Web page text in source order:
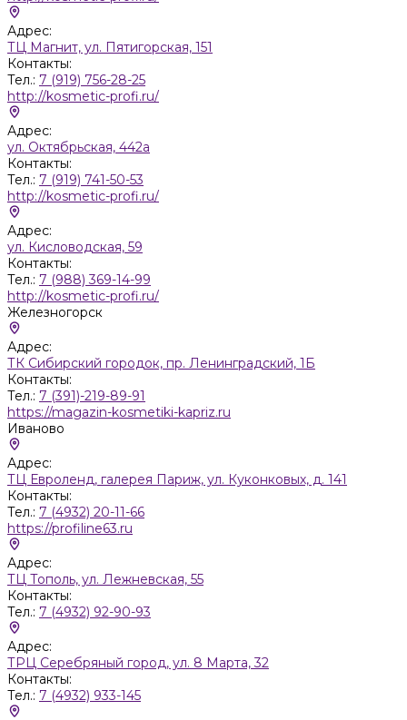
Адрес:
ТЦ Магнит, ул. Пятигорская, 151
Контакты:
Тел.: 7 (919) 756-28-25
http://kosmetic-profi.ru/
Адрес:
ул. Октябрьская, 442а
Контакты:
Тел.: 7 (919) 741-50-53
http://kosmetic-profi.ru/
Адрес:
ул. Кисловодская, 59
Контакты:
Тел.: 7 (988) 369-14-99
http://kosmetic-profi.ru/
Железногорск
Адрес:
ТК Сибирский городок, пр. Ленинградский, 1Б
Контакты:
Тел.: 7 (391)-219-89-91
https://magazin-kosmetiki-kapriz.ru
Иваново
Адрес:
ТЦ Евроленд, галерея Париж, ул. Куконковых, д. 141
Контакты:
Тел.: 7 (4932) 20-11-66
https://profiline63.ru
Адрес:
ТЦ Тополь, ул. Лежневская, 55
Контакты:
Тел.: 7 (4932) 92-90-93
Адрес:
ТРЦ Серебряный город, ул. 8 Марта, 32
Контакты:
Тел.: 7 (4932) 933-145